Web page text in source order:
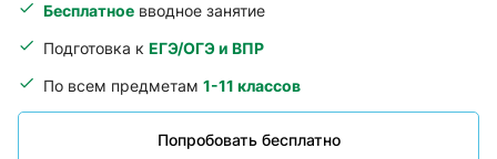
Бесплатное вводное занятие
Подготовка к ЕГЭ/ОГЭ и ВПР
По всем предметам 1-11 классов
Попробовать бесплатно